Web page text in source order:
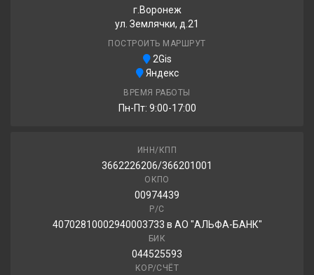
г.Воронеж
ул. Землячки, д.21
ПОСТРОИТЬ МАРШРУТ
2Gis
Яндекс
ВРЕМЯ РАБОТЫ
Пн-Пт: 9:00-17:00
ИНН/КПП
3662226206/366201001
ОКПО
00974439
Р/С
40702810002940003733 в АО "АЛЬФА-БАНК"
БИК
044525593
КОР/СЧЁТ